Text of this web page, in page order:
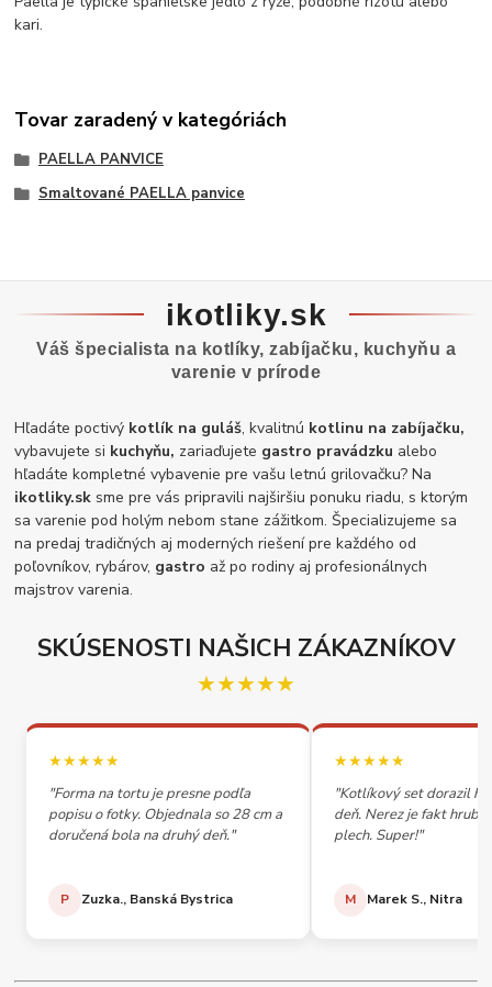
kari.
Tovar zaradený v kategóriách
PAELLA PANVICE
Smaltované PAELLA panvice
ikotliky.sk
Váš špecialista na kotlíky, zabíjačku, kuchyňu a
varenie v prírode
Hľadáte poctivý kotlík na guláš, kvalitnú kotlinu na zabíjačku,
vybavujete si kuchyňu, zariaďujete gastro pravádzku alebo
hľadáte kompletné vybavenie pre vašu letnú grilovačku? Na
ikotliky.sk sme pre vás pripravili najširšiu ponuku riadu, s ktorým
sa varenie pod holým nebom stane zážitkom. Špecializujeme sa
na predaj tradičných aj moderných riešení pre každého od
poľovníkov, rybárov, gastro až po rodiny aj profesionálnych
majstrov varenia.
SKÚSENOSTI NAŠICH ZÁKAZNÍKOV
★★★★★
★★★★★
"Forma na tortu je presne podľa
popisu o fotky. Objednala so 28 cm a
doručená bola na druhý deň."
P Zuzka., Banská Bystrica
★★★★★
"Kotlíkový set dorazil
deň. Nerez je fakt
plech. Super!"
M Marek S., Nitra